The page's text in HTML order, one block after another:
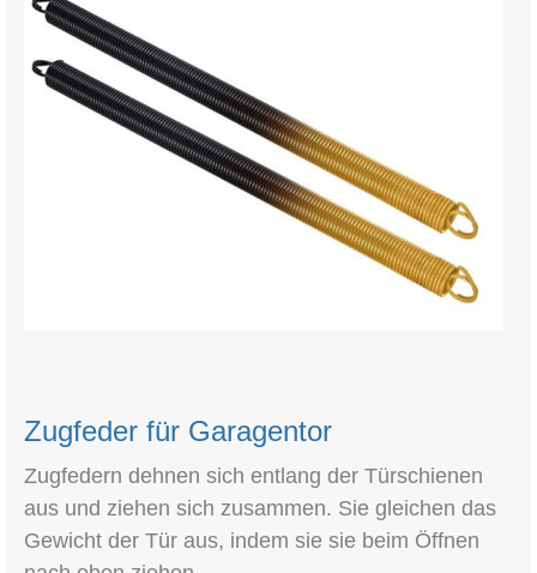
Zugfeder für Garagentor
Zugfedern dehnen sich entlang der Türschienen
aus und ziehen sich zusammen. Sie gleichen das
Gewicht der Tür aus, indem sie sie beim Öffnen